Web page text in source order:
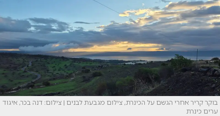
בוקר קריר אחרי הגשם על הכינרת, צילום מגבעת לבנים | צילום: דנה בכר, איגוד
ערים כינרת